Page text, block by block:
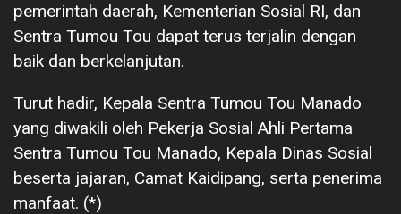
pemerintah daerah, Kementerian Sosial RI, dan
Sentra Tumou Tou dapat terus terjalin dengan
baik dan berkelanjutan.
Turut hadir, Kepala Sentra Tumou Tou Manado
yang diwakili oleh Pekerja Sosial Ahli Pertama
Sentra Tumou Tou Manado, Kepala Dinas Sosial
beserta jajaran, Camat Kaidipang, serta penerima
manfaat. (*)